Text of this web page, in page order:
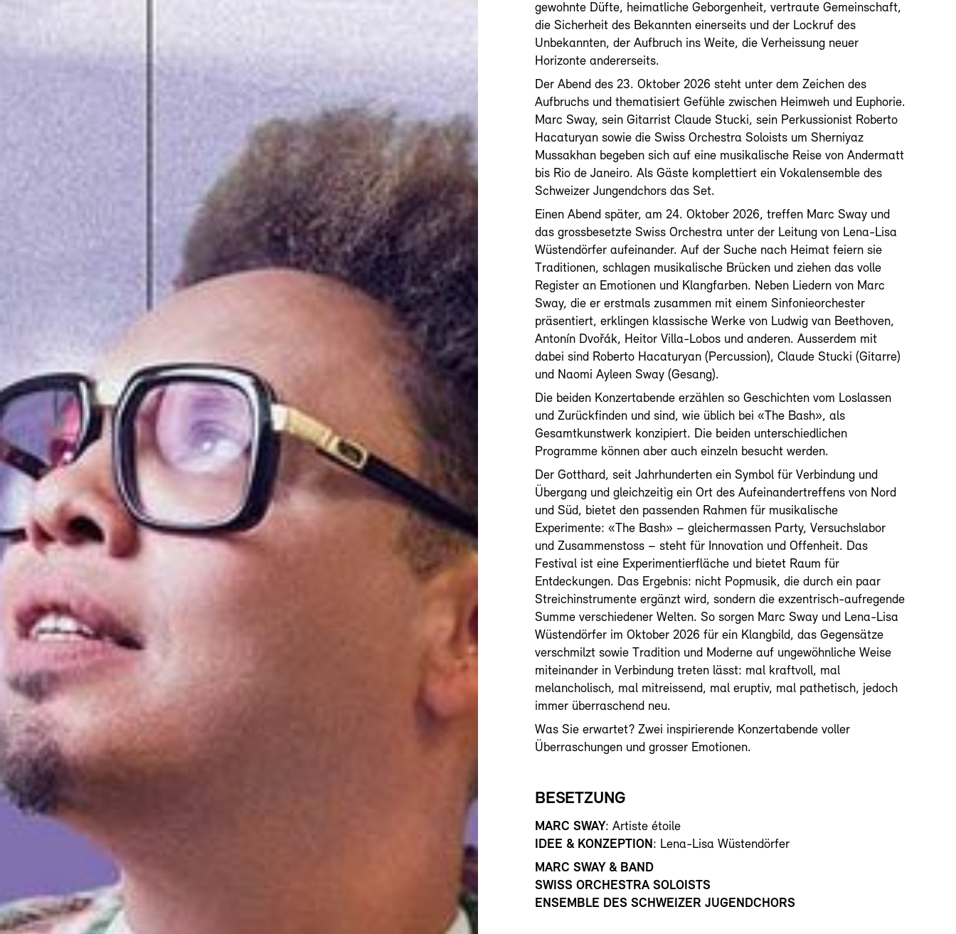
gewohnte Düfte, heimatliche Geborgenheit, vertraute Gemeinschaft,
die Sicherheit des Bekannten einerseits und der Lockruf des
Unbekannten, der Aufbruch ins Weite, die Verheissung neuer
Horizonte andererseits.
Der Abend des 23. Oktober 2026 steht unter dem Zeichen des
Aufbruchs und thematisiert Gefühle zwischen Heimweh und Euphorie.
Marc Sway, sein Gitarrist Claude Stucki, sein Perkussionist Roberto
Hacaturyan sowie die Swiss Orchestra Soloists um Sherniyaz
Mussakhan begeben sich auf eine musikalische Reise von Andermatt
bis Rio de Janeiro. Als Gäste komplettiert ein Vokalensemble des
Schweizer Jungendchors das Set.
Einen Abend später, am 24. Oktober 2026, treffen Marc Sway und
das grossbesetzte Swiss Orchestra unter der Leitung von Lena-Lisa
Wüstendörfer aufeinander. Auf der Suche nach Heimat feiern sie
Traditionen, schlagen musikalische Brücken und ziehen das volle
Register an Emotionen und Klangfarben. Neben Liedern von Marc
Sway, die er erstmals zusammen mit einem Sinfonieorchester
präsentiert, erklingen klassische Werke von Ludwig van Beethoven,
Antonín Dvořák, Heitor Villa-Lobos und anderen. Ausserdem mit
dabei sind Roberto Hacaturyan (Percussion), Claude Stucki (Gitarre)
und Naomi Ayleen Sway (Gesang).
Die beiden Konzertabende erzählen so Geschichten vom Loslassen
und Zurückfinden und sind, wie üblich bei «The Bash», als
Gesamtkunstwerk konzipiert. Die beiden unterschiedlichen
Programme können aber auch einzeln besucht werden.
Der Gotthard, seit Jahrhunderten ein Symbol für Verbindung und
Übergang und gleichzeitig ein Ort des Aufeinandertreffens von Nord
und Süd, bietet den passenden Rahmen für musikalische
Experimente: «The Bash» – gleichermassen Party, Versuchslabor
und Zusammenstoss – steht für Innovation und Offenheit. Das
Festival ist eine Experimentierfläche und bietet Raum für
Entdeckungen. Das Ergebnis: nicht Popmusik, die durch ein paar
Streichinstrumente ergänzt wird, sondern die exzentrisch-aufregende
Summe verschiedener Welten. So sorgen Marc Sway und Lena-Lisa
Wüstendörfer im Oktober 2026 für ein Klangbild, das Gegensätze
verschmilzt sowie Tradition und Moderne auf ungewöhnliche Weise
miteinander in Verbindung treten lässt: mal kraftvoll, mal
melancholisch, mal mitreissend, mal eruptiv, mal pathetisch, jedoch
immer überraschend neu.
Was Sie erwartet? Zwei inspirierende Konzertabende voller
Überraschungen und grosser Emotionen.
BESETZUNG
MARC SWAY: Artiste étoile
IDEE & KONZEPTION: Lena-Lisa Wüstendörfer
MARC SWAY & BAND
SWISS ORCHESTRA SOLOISTS
ENSEMBLE DES SCHWEIZER JUGENDCHORS